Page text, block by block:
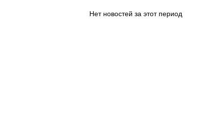
Нет новостей за этот период